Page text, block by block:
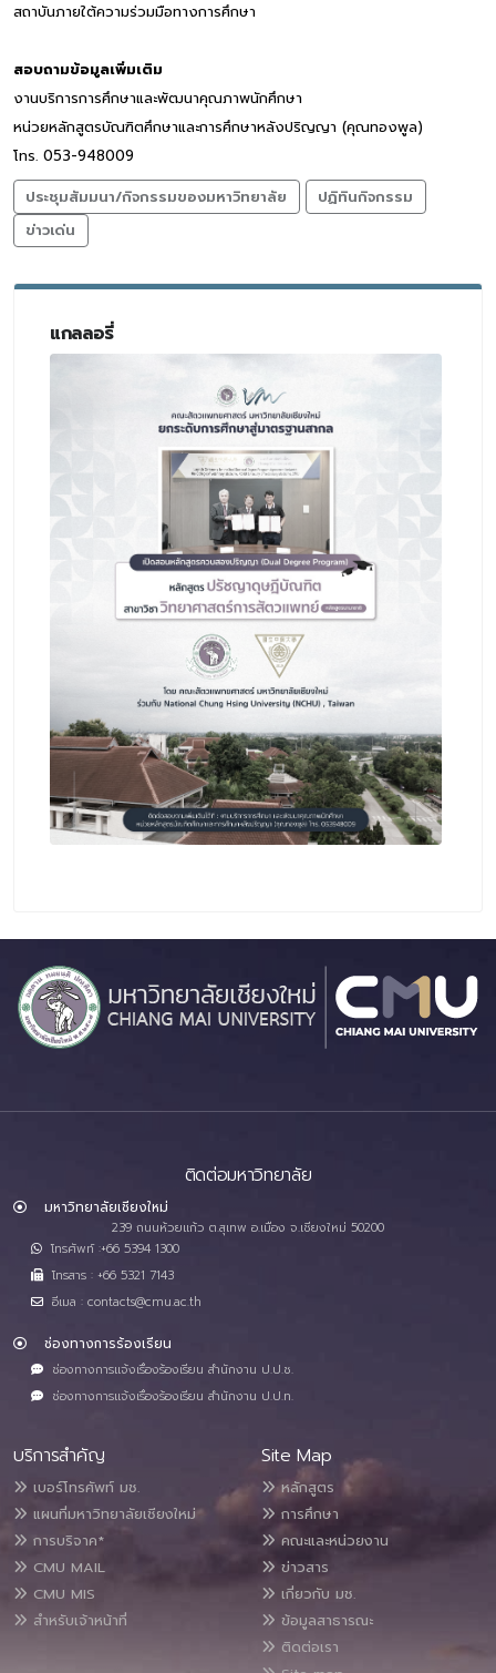
สถาบันภายใต้ความร่วมมือทางการศึกษา
สอบถามข้อมูลเพิ่มเติม
งานบริการการศึกษาและพัฒนาคุณภาพนักศึกษา
หน่วยหลักสูตรบัณฑิตศึกษาและการศึกษาหลังปริญญา (คุณทองพูล)
โทร. 053-948009
ประชุมสัมมนา/กิจกรรมของมหาวิทยาลัย
ปฏิทินกิจกรรม
ข่าวเด่น
แกลลอรี่
ติดต่อมหาวิทยาลัย
มหาวิทยาลัยเชียงใหม่
239 ถนนห้วยแก้ว ต.สุเทพ อ.เมือง จ.เชียงใหม่ 50200
โทรศัพท์ :+66 5394 1300
โทรสาร : +66 5321 7143
อีเมล : contacts@cmu.ac.th
ช่องทางการร้องเรียน
ช่องทางการแจ้งเรื่องร้องเรียน สำนักงาน ป.ป.ช.
ช่องทางการแจ้งเรื่องร้องเรียน สำนักงาน ป.ป.ท.
บริการสำคัญ
เบอร์โทรศัพท์ มช.
แผนที่มหาวิทยาลัยเชียงใหม่
การบริจาค*
CMU MAIL
CMU MIS
สำหรับเจ้าหน้าที่
Site Map
หลักสูตร
การศึกษา
คณะและหน่วยงาน
ข่าวสาร
เกี่ยวกับ มช.
ข้อมูลสาธารณะ
ติดต่อเรา